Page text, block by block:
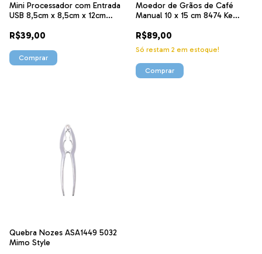
Mini Processador com Entrada
USB 8,5cm x 8,5cm x 12cm
R$39,00
Moedor de Grãos de Café
Manual 10 x 15 cm 8474 Ke
R$89,00
Só restam 2 em estoque!
Quebra Nozes ASA1449 5032
Mimo Style